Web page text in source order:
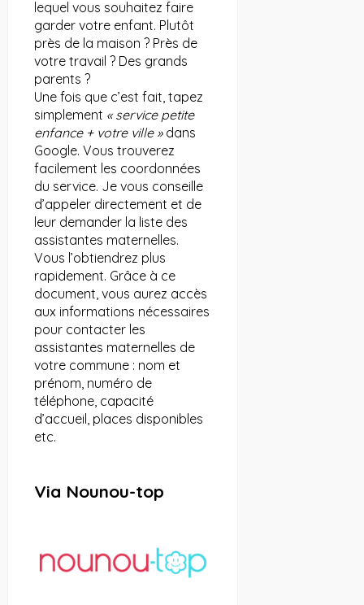
lequel vous souhaitez faire
garder votre enfant. Plutôt
près de la maison ? Près de
votre travail ? Des grands
parents ?
Une fois que c’est fait, tapez
simplement « service petite
enfance + votre ville » dans
Google. Vous trouverez
facilement les coordonnées
du service. Je vous conseille
d’appeler directement et de
leur demander la liste des
assistantes maternelles.
Vous l’obtiendrez plus
rapidement. Grâce à ce
document, vous aurez accès
aux informations nécessaires
pour contacter les
assistantes maternelles de
votre commune : nom et
prénom, numéro de
téléphone, capacité
d’accueil, places disponibles
etc.
Via Nounou-top